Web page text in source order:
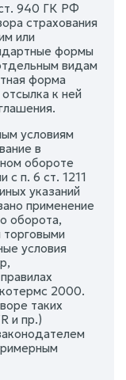
940 ГК РФ
страхования
или
формы
видам
форма
к ней
условиям
в
обороте
с п. 6 ст. 1211
указаний
применение
оборота,
условия
2000.
таких
и пр.)